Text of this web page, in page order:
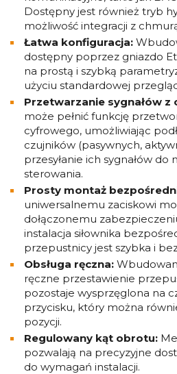
Dostępny jest również tryb
możliwość integracji z
Łatwa konfiguracja:
dostępny poprzez gniazdo
na prostą i szybką
użyciu standardowej
Przetwarzanie sygnałów z
może pełnić funkcję
cyfrowego, umożliwiając
czujników (pasywnych,
przesyłanie ich sygnałów
sterowania.
Prosty montaż
uniwersalnemu zaciskowi
dołączonemu
instalacja siłownika
przepustnicy jest szybka i
Obsługa ręczna:
ręczne przestawienie
pozostaje wysprzęglona na
przycisku, który można
pozycji.
Regulowany kąt obrotu:
pozwalają na precyzyjne
do wymagań instalacji.